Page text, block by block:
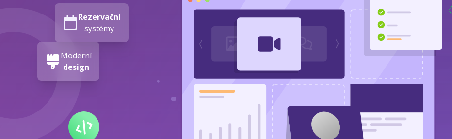
Rezervační
systémy
Moderní
design